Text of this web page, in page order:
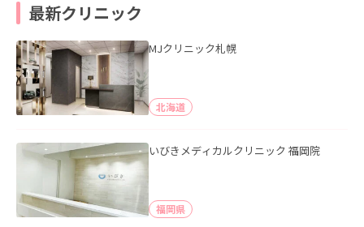
最新クリニック
MJクリニック札幌
北海道
いびきメディカルクリニック 福岡院
福岡県